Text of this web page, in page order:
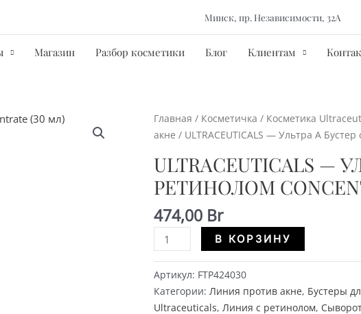
Минск, пр. Независимости, 32А
Магазин Разбор косметики Блог Клиентам
Главная / Косметичка / Косметика
акне / ULTRACEUTICALS — Ультра А
ULTRACEUTICALS —
РЕТИНОЛОМ
474,00 Br
Количество
ULTRACEUTICALS
Ультра
В КОРЗИНУ
Артикул: FTP424030
Категории: Линия против акне, Бустеры
Ultraceuticals, Линия с ретинолом,